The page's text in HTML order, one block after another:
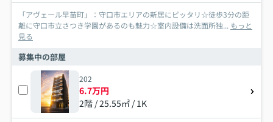
「アヴェール早苗町」：守口市エリアの新居にピッタリ☆徒歩3分の距
離に守口市立さつき学園があるのも魅力☆室内設備は洗面所独... もっと
見る
募集中の部屋
202
6.7万円
2階 / 25.55㎡ / 1K